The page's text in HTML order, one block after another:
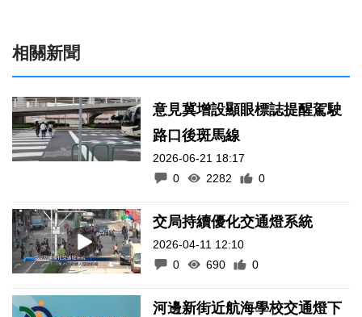
相關新聞
意見冀增設顯眼標誌提醒駕駛
路口後斑馬線
2026-06-21 18:17
0
2282 0
交局持續優化交通燈系統
2026-04-11 12:10
0
690 0
河邊新街近航海學校交通燈下